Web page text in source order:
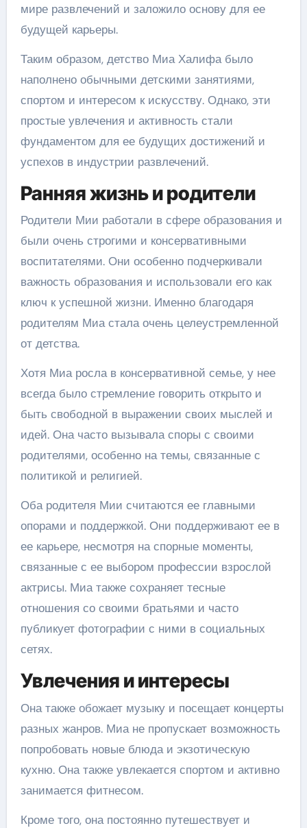
мире развлечений и заложило основу для ее
будущей карьеры.
Таким образом, детство Миа Халифа было
наполнено обычными детскими занятиями,
спортом и интересом к искусству. Однако, эти
простые увлечения и активность стали
фундаментом для ее будущих достижений и
успехов в индустрии развлечений.
Ранняя жизнь и родители
Родители Мии работали в сфере образования и
были очень строгими и консервативными
воспитателями. Они особенно подчеркивали
важность образования и использовали его как
ключ к успешной жизни. Именно благодаря
родителям Миа стала очень целеустремленной
от детства.
Хотя Миа росла в консервативной семье, у нее
всегда было стремление говорить открыто и
быть свободной в выражении своих мыслей и
идей. Она часто вызывала споры с своими
родителями, особенно на темы, связанные с
политикой и религией.
Оба родителя Мии считаются ее главными
опорами и поддержкой. Они поддерживают ее в
ее карьере, несмотря на спорные моменты,
связанные с ее выбором профессии взрослой
актрисы. Миа также сохраняет тесные
отношения со своими братьями и часто
публикует фотографии с ними в социальных
сетях.
Увлечения и интересы
Она также обожает музыку и посещает концерты
разных жанров. Миа не пропускает возможность
попробовать новые блюда и экзотическую
кухню. Она также увлекается спортом и активно
занимается фитнесом.
Кроме того, она постоянно путешествует и